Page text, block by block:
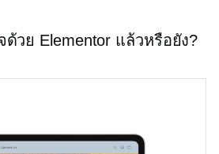
วย Elementor แล้วหรือยัง?